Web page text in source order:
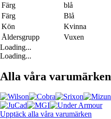
Färg
blå
Färg
Blå
Kön
Kvinna
Åldersgrupp
Vuxen
Loading...
Loading...
Alla våra varumärken
Upptäck alla våra varumärken